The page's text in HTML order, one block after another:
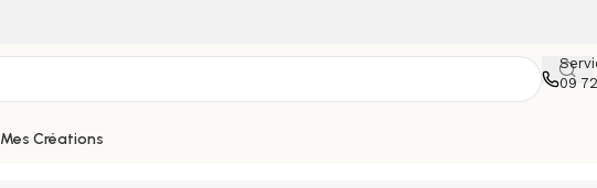
09
Mes Créations